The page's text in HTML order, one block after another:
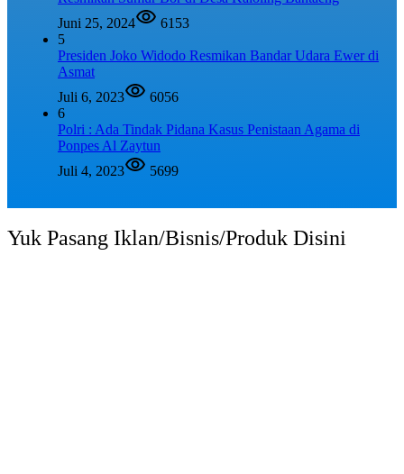
Juni 25, 2024
6153
5
Presiden Joko Widodo Resmikan Bandar Udara Ewer di
Asmat
Juli 6, 2023
6056
6
Polri : Ada Tindak Pidana Kasus Penistaan Agama di
Ponpes Al Zaytun
Juli 4, 2023
5699
Yuk Pasang Iklan/Bisnis/Produk Disini